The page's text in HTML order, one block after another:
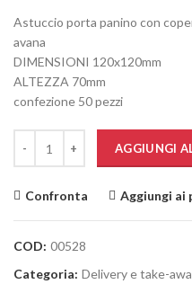
originale
21,00€.
attuale
17,90€.
Astuccio porta panino con
avana
DIMENSIONI 120x120mm
ALTEZZA 70mm
confezione 50 pezzi
AGGIUNGI
Confronta Aggiungi ai
COD: 00528
Categoria: Delivery e take-